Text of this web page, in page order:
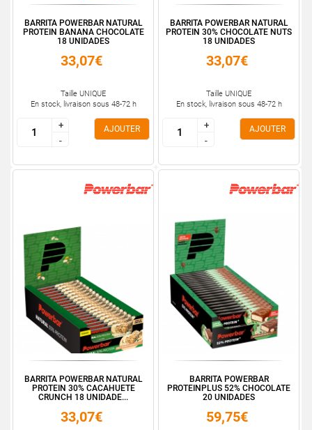
BARRITA POWERBAR NATURAL
PROTEIN BANANA CHOCOLATE
18 UNIDADES
33,07€
Taille UNIQUE
En stock, livraison sous 48-72 h
+
-
+
-
AJOUTER
BARRITA POWERBAR NATURAL
PROTEIN 30% CHOCOLATE NUTS
18 UNIDADES
33,07€
Taille UNIQUE
En stock, livraison sous 48-72 h
+
-
+
-
AJOUTER
BARRITA POWERBAR NATURAL
PROTEIN 30% CACAHUETE
CRUNCH 18 UNIDADE...
33,07€
BARRITA POWERBAR
PROTEINPLUS 52% CHOCOLATE
20 UNIDADES
59,75€